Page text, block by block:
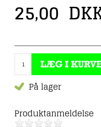
25,00
På lager
Produktanmeldelse